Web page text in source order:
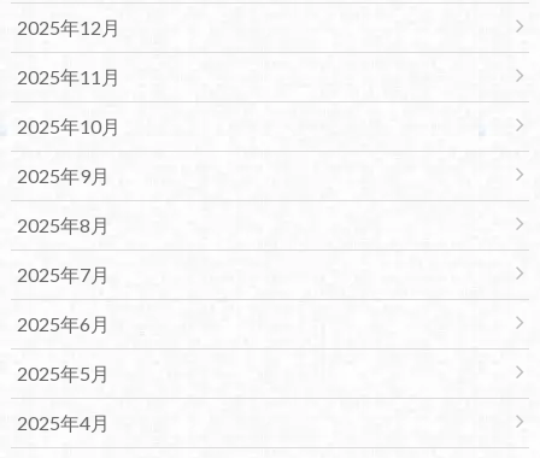
2025年12月
2025年11月
2025年10月
2025年9月
2025年8月
2025年7月
2025年6月
2025年5月
2025年4月